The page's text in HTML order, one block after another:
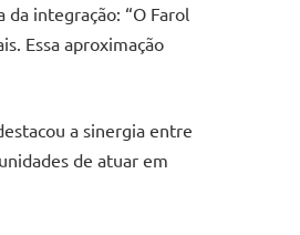
da integração: “O Farol
Essa aproximação
a sinergia entre
de atuar em